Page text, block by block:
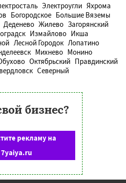
Электроугли Яхрома
Богородское Большие Вяземы
Деденево Жилево Загорянский
Измайлово Икша
Лесной Городок Лопатино
Михнево Монино
Октябрьский Правдинский
Северный
бизнес?
рекламу на
7yaiya.ru